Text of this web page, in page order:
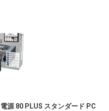
源 80 PLUS スタンダード PC